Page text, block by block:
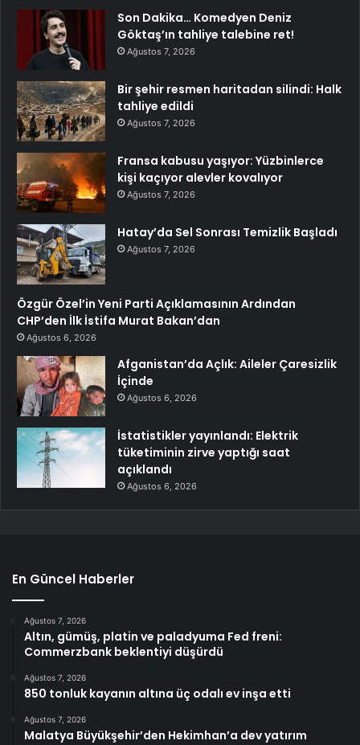
Son Dakika… Komedyen Deniz
Göktaş’ın tahliye talebine ret!
Ağustos 7, 2026
Bir şehir resmen haritadan silindi: Halk
tahliye edildi
Ağustos 7, 2026
Fransa kabusu yaşıyor: Yüzbinlerce
kişi kaçıyor alevler kovalıyor
Ağustos 7, 2026
Hatay’da Sel Sonrası Temizlik Başladı
Ağustos 7, 2026
Özgür Özel’in Yeni Parti Açıklamasının Ardından
CHP’den İlk İstifa Murat Bakan’dan
Ağustos 6, 2026
Afganistan’da Açlık: Aileler Çaresizlik
İçinde
Ağustos 6, 2026
İstatistikler yayınlandı: Elektrik
tüketiminin zirve yaptığı saat
açıklandı
Ağustos 6, 2026
En Güncel Haberler
Ağustos 7, 2026
Altın, gümüş, platin ve paladyuma Fed freni:
Commerzbank beklentiyi düşürdü
Ağustos 7, 2026
850 tonluk kayanın altına üç odalı ev inşa etti
Ağustos 7, 2026
Malatya Büyükşehir’den Hekimhan’a dev yatırım